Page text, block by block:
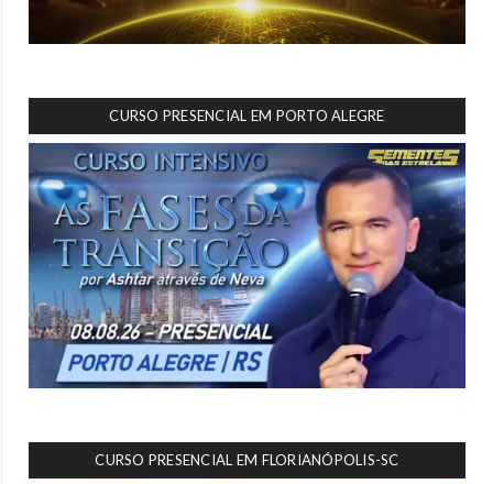
CURSO PRESENCIAL EM PORTO ALEGRE
CURSO PRESENCIAL EM FLORIANÓPOLIS-SC